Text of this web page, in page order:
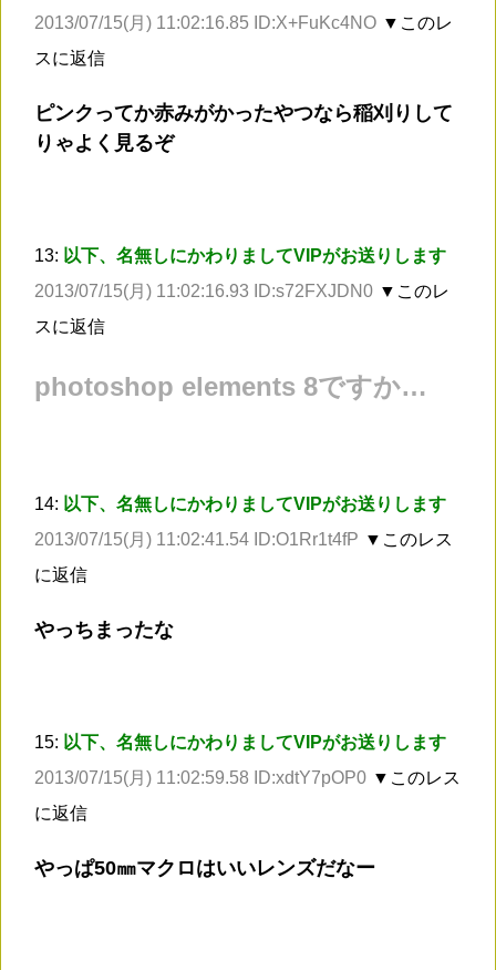
2013/07/15(月) 11:02:16.85 ID:X+FuKc4NO ▼このレ
スに返信
ピンクってか赤みがかったやつなら稲刈りして
りゃよく見るぞ
13: 以下、名無しにかわりましてVIPがお送りします
2013/07/15(月) 11:02:16.93 ID:s72FXJDN0 ▼このレ
スに返信
photoshop elements 8ですか…
14: 以下、名無しにかわりましてVIPがお送りします
2013/07/15(月) 11:02:41.54 ID:O1Rr1t4fP ▼このレス
に返信
やっちまったな
15: 以下、名無しにかわりましてVIPがお送りします
2013/07/15(月) 11:02:59.58 ID:xdtY7pOP0 ▼このレス
に返信
やっぱ50㎜マクロはいいレンズだなー